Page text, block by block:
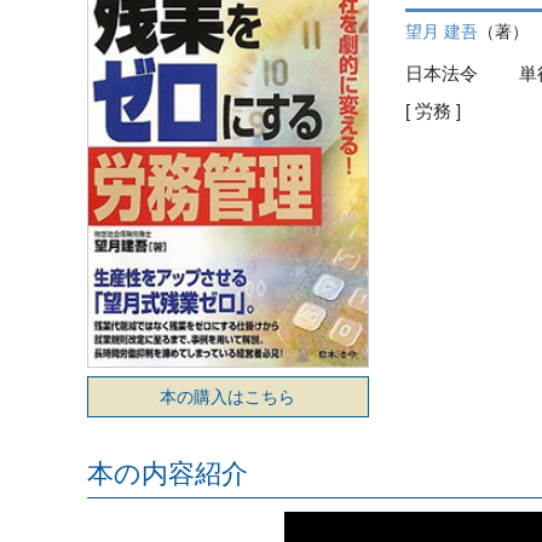
望月 建吾（著）
日本法令
単
[ 労務 ]
本の購入はこちら
本の内容紹介